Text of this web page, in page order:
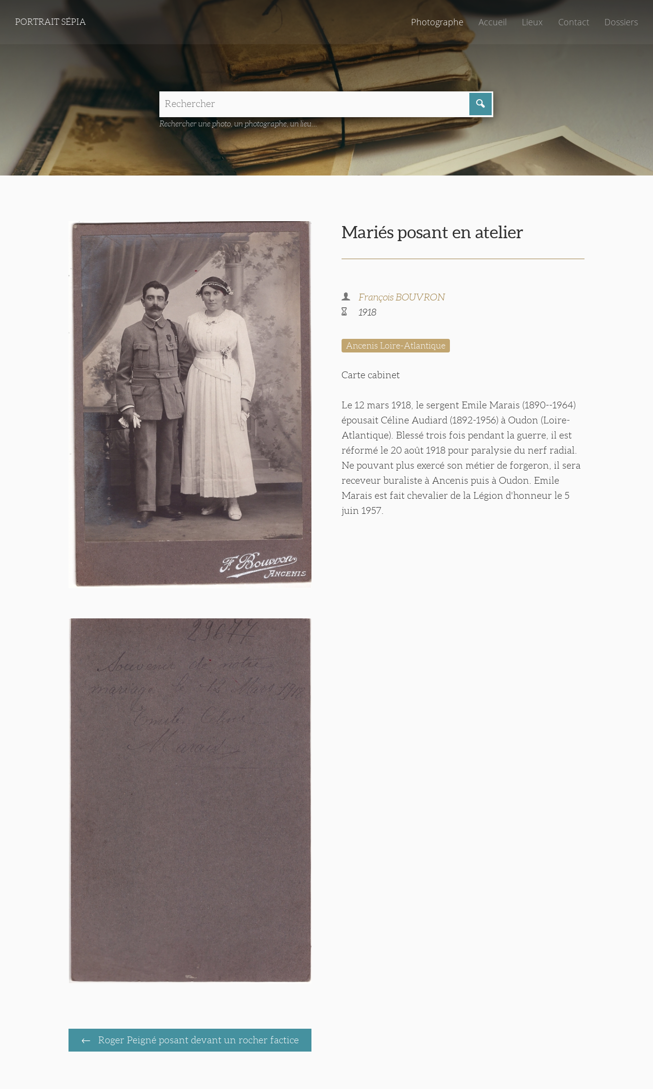
PORTRAIT SÉPIA Photographe Accueil Lieux Contact Dossiers
Rechercher une photo, un photographe, un lieu...
Mariés posant en atelier
François BOUVRON
1918
Ancenis Loire-Atlantique
Carte cabinet
Le 12 mars 1918, le sergent Emile Marais (1890--1964)
épousait Céline Audiard (1892-1956) à Oudon (Loire-
Atlantique). Blessé trois fois pendant la guerre, il est
réformé le 20 août 1918 pour paralysie du nerf radial.
Ne pouvant plus exercé son métier de forgeron, il sera
receveur buraliste à Ancenis puis à Oudon. Emile
Marais est fait chevalier de la Légion d'honneur le 5
juin 1957.
Roger Peigné posant devant un rocher factice